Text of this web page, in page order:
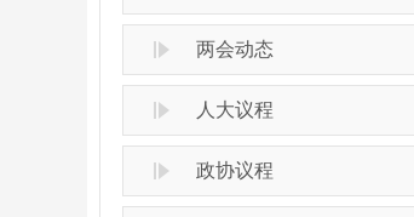
两会动态
人大议程
政协议程